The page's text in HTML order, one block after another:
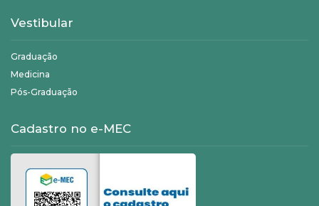
Vestibular
Graduação
Medicina
Pós-Graduação
Cadastro no e-MEC